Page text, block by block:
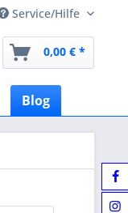
Service/Hilfe
0,00 € *
Blog